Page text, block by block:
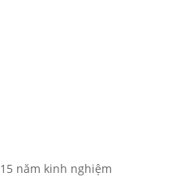
15 năm kinh nghiệm